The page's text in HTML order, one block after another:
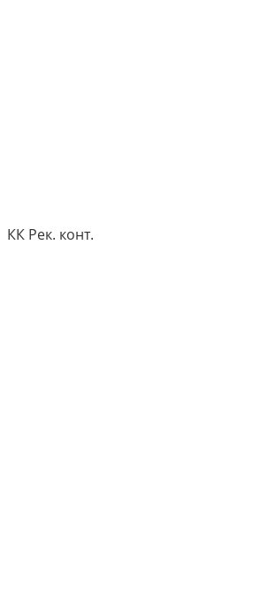
КК Рек. конт.